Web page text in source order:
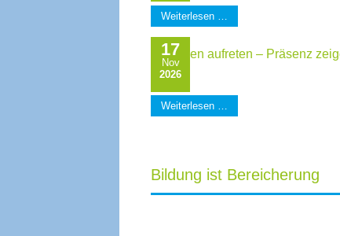
Weiterlesen …
17
Nov
2026
Gelassen aufreten – Präsenz
Weiterlesen …
Bildung ist Bereicherung